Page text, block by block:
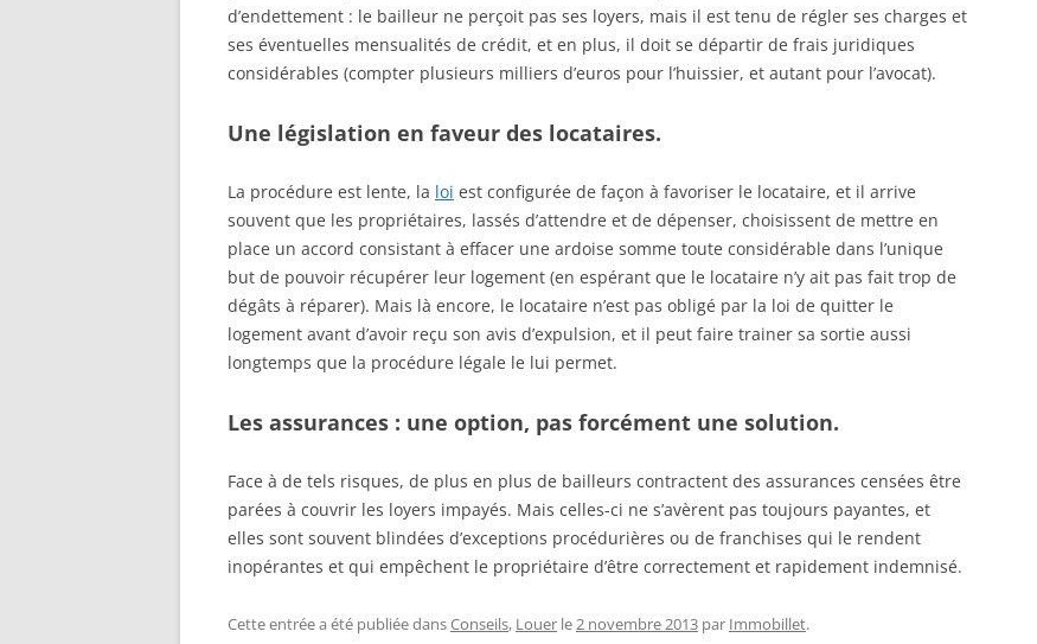
d’endettement : le bailleur ne perçoit pas ses loyers, mais il est tenu de régler ses charges et
ses éventuelles mensualités de crédit, et en plus, il doit se départir de frais juridiques
considérables (compter plusieurs milliers d’euros pour l’huissier, et autant pour l’avocat).
Une législation en faveur des locataires.
La procédure est lente, la loi est configurée de façon à favoriser le locataire, et il arrive
souvent que les propriétaires, lassés d’attendre et de dépenser, choisissent de mettre en
place un accord consistant à effacer une ardoise somme toute considérable dans l’unique
but de pouvoir récupérer leur logement (en espérant que le locataire n’y ait pas fait trop de
dégâts à réparer). Mais là encore, le locataire n’est pas obligé par la loi de quitter le
logement avant d’avoir reçu son avis d’expulsion, et il peut faire trainer sa sortie aussi
longtemps que la procédure légale le lui permet.
Les assurances : une option, pas forcément une solution.
Face à de tels risques, de plus en plus de bailleurs contractent des assurances censées être
parées à couvrir les loyers impayés. Mais celles-ci ne s’avèrent pas toujours payantes, et
elles sont souvent blindées d’exceptions procédurières ou de franchises qui le rendent
inopérantes et qui empêchent le propriétaire d’être correctement et rapidement indemnisé.
Cette entrée a été publiée dansConseils, Louer le2 novembre 2013 par Immobillet.